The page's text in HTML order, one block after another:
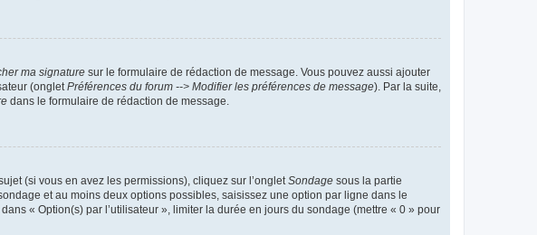
ma signature sur le formulaire de rédaction de message. Vous pouvez aussi ajouter
(onglet Préférences du forum --> Modifier les préférences de message). Par la suite,
dans le formulaire de rédaction de message.
(si vous en avez les permissions), cliquez sur l’onglet Sondage sous la partie
et au moins deux options possibles, saisissez une option par ligne dans le
« Option(s) par l’utilisateur », limiter la durée en jours du sondage (mettre « 0 » pour